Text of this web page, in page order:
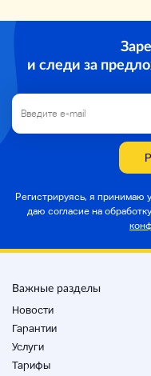
Мы отправим его
Мы не можем
Связаться с нами
Yahoo! Простой
Торговля
・ Если у вас есть
свяжитесь с нами
* Мы ответим, как
Может
лягушка
Обратите внимание,
отменить
・ В следующих
В этом случае
и следи за
Регистрируясь, я принимаю
даю согласие на
Важные разделы
Новости
Гарантии
Услуги
Тарифы